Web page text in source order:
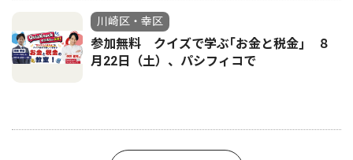
川崎区・幸区
参加無料 クイズで学ぶ｢お金と税金｣ ８
月22日（土）、パシフィコで